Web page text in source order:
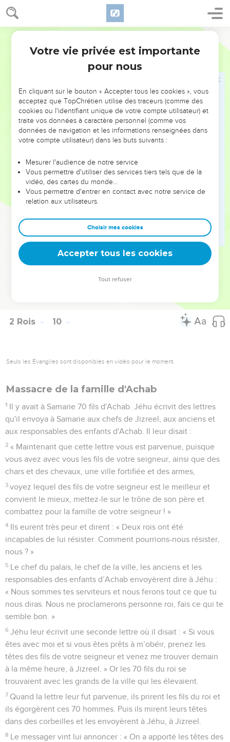
2 Rois 9
Mort de Jézabel
Jéhu entra dans Jizreel. Quand Jézabel l'apprit, elle se
maquilla les yeux, s’embellit la tête et regarda par la fenêtre.
Alors que Jéhu franchissait la porte, elle dit : « Tout va
bien, espèce de Zimri assassin de son seigneur ? »
Il leva le visage vers la fenêtre et dit : « Qui est avec moi ?
Qui ? » Deux ou trois eunuques le regardèrent en
s'approchant de la fenêtre.
Il dit : « Jetez-la en bas ! » Ils la jetèrent, et son sang
éclaboussa la muraille et les chevaux. Jéhu la piétina,
« Allez voir cette maudite et enterrez-la, car c’est la fille d’un
On partit pour l'enterrer, mais on ne trouva d'elle que le
crâne, les pieds et les paumes des mains.
On retourna l'annoncer à Jéhu qui dit : « C'est ce que
l’Eternel avait déclaré par l’intermédiaire de son serviteur
Elie le Thishbite, quand il a dit : ‘Les chiens mangeront la
chair de Jézabel dans le camp de Jizreel,
et le cadavre de Jézabel sera pareil à du fumier qu’on
2 Rois 10
Seuls les Évangiles sont disponibles en vidéo pour le moment.
Massacre de la famille d'Achab
1 Il y avait à Samarie 70 fils d'Achab. Jéhu écrivit des lettres
qu'il envoya à Samarie aux chefs de Jizreel, aux anciens et
aux responsables des enfants d'Achab. Il leur disait :
2 « Maintenant que cette lettre vous est parvenue, puisque
vous avez avec vous les fils de votre seigneur, ainsi que des
chars et des chevaux, une ville fortifiée et des armes,
3 voyez lequel des fils de votre seigneur est le meilleur et
convient le mieux, mettez-le sur le trône de son père et
combattez pour la famille de votre seigneur ! »
4 Ils eurent très peur et dirent : « Deux rois ont été
incapables de lui résister. Comment pourrions-nous résister,
nous ? »
5 Le chef du palais, le chef de la ville, les anciens et les
responsables des enfants d’Achab envoyèrent dire à Jéhu :
« Nous sommes tes serviteurs et nous ferons tout ce que tu
nous diras. Nous ne proclamerons personne roi, fais ce qui te
semble bon. »
6 Jéhu leur écrivit une seconde lettre où il disait : « Si vous
êtes avec moi et si vous êtes prêts à m’obéir, prenez les
têtes des fils de votre seigneur et venez me trouver demain
à la même heure, à Jizreel. » Or les 70 fils du roi se
trouvaient avec les grands de la ville qui les élevaient.
7 Quand la lettre leur fut parvenue, ils prirent les fils du roi et
ils égorgèrent ces 70 hommes. Puis ils mirent leurs têtes
dans des corbeilles et les envoyèrent à Jéhu, à Jizreel.
8 Le messager vint lui annoncer : « On a apporté les têtes des
Votre vie privée est importante
pour nous
En cliquant sur le bouton « Accepter tous les cookies », vous
acceptez que TopChrétien utilise des traceurs (comme des
cookies ou l'identifiant unique de votre compte utilisateur) et
traite vos données à caractère personnel (comme vos
données de navigation et les informations renseignées dans
votre compte utilisateur) dans les buts suivants :
Mesurer l'audience de notre service
Vous permettre d'utiliser des services tiers tels que de la
vidéo, des cartes du monde…
Vous permettre d'entrer en contact avec notre service de
relation aux utilisateurs.
Choisir mes cookies
Accepter tous les cookies
Tout refuser